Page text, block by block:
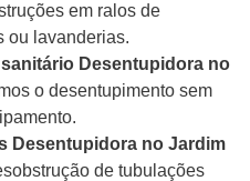
em ralos de
ou lavanderias.
Desentupidora no
o desentupimento sem
Desentupidora no Jardim
de tubulações